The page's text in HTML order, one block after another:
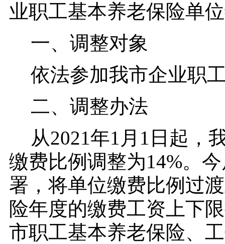
业职工基本养老保险单
一、调整对象
依法参加我市企业职
二、调整办法
从2021年1月1日起，
缴费比例调整为14%。
署，将单位缴费比例过
险年度的缴费工资上下
市职工基本养老保险、